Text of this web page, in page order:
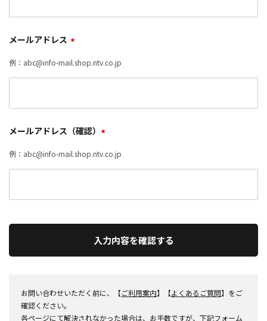
メールアドレス *
例：abc@info-mail.shop.ntv.co.jp
メールアドレス（確認） *
例：abc@info-mail.shop.ntv.co.jp
入力内容を確認する
お問い合わせいただく前に、【ご利用案内】【よくあるご質問】をご
確認ください。
各ページにて解決されなかった場合は、お手数ですが、下記フォーム